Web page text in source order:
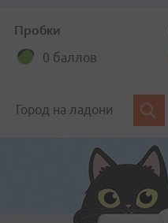
Пробки
0 баллов
Город на ладони